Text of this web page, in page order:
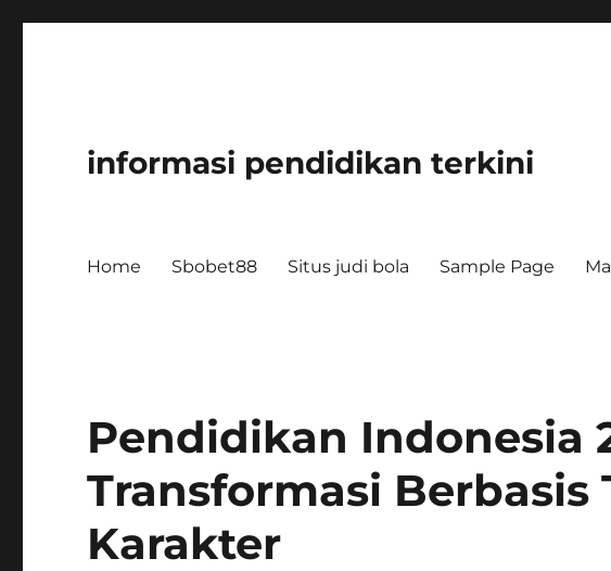
informasi pendidikan terkini
Home Sbobet88 Situs judi bola Sample Page
Pendidikan Indonesia
Transformasi Berbasis
Karakter